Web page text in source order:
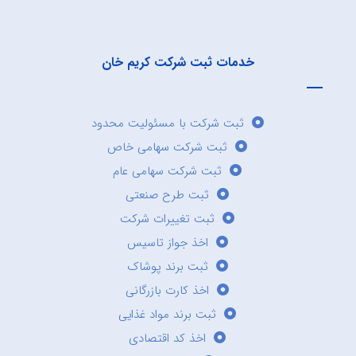
خدمات ثبت شرکت کریم خان
ثبت شرکت با مسئولیت محدود
ثبت شرکت سهامی خاص
ثبت شرکت سهامی عام
ثبت طرح صنعتی
ثبت تغییرات شرکت
اخذ جواز تاسیس
ثبت برند پوشاک
اخذ کارت بازرگانی
ثبت برند مواد غذایی
اخذ کد اقتصادی